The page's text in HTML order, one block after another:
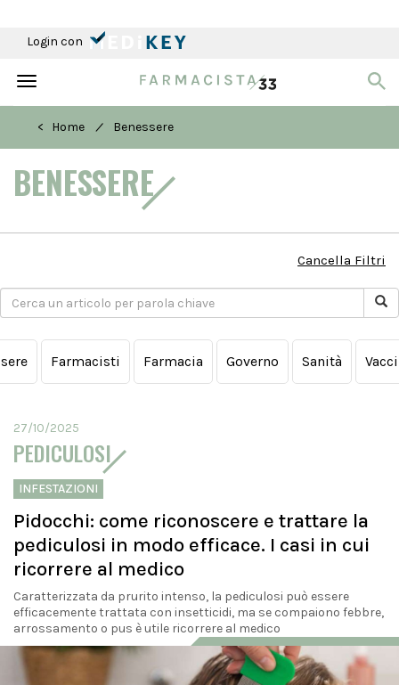
Login con
Toggle
< Home
/ Benessere
BENESSERE
Cancella Filtri
Farmacisti Farmacia Governo Sanità
27/10/2025
PEDICULOSI
INFESTAZIONI
Pidocchi: come riconoscere e trattare la
pediculosi in modo efficace. I casi in cui
ricorrere al medico
Caratterizzata da prurito intenso, la pediculosi può essere
efficacemente trattata con insetticidi, ma se compaiono febbre,
arrossamento o pus è utile ricorrere al medico